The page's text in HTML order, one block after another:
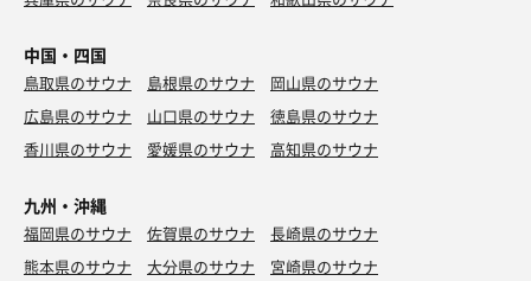
中国・四国
鳥取県のサウナ 島根県のサウナ
岡山県のサウナ
広島県のサウナ
山口県のサウナ
徳島県のサウナ
香川県のサウナ
愛媛県のサウナ 高知県のサウナ
九州・沖縄
福岡県のサウナ 佐賀県のサウナ
長崎県のサウナ
熊本県のサウナ
大分県のサウナ
宮崎県のサウナ